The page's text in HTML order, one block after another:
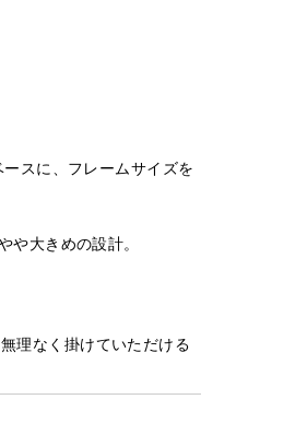
スに、フレームサイズを
や大きめの設計。
理なく掛けていただける